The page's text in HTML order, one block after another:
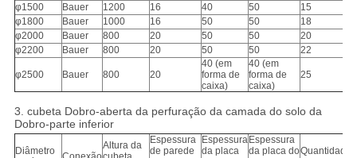
φ1500
Bauer 1200 16 40 50 15
φ1800
Bauer 1000 16 50 50 18
φ2000
Bauer 800 20 50 50 20
φ2200
Bauer 800 20 50 50 22
φ2500 Bauer 800 20
40 (em
forma de
caixa)
40 (em
forma de
caixa)
25
3. cubeta Dobro-aberta da perfuração da camada do solo da
Dobro-parte inferior
Diâmetro
Altura da
Espessura
de parede
Espessura
da placa
Espessura
da placa doQuantidade